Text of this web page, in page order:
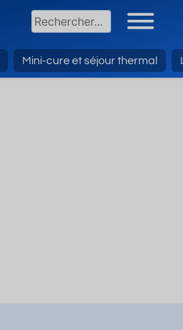
Mini-cure et séjour thermal